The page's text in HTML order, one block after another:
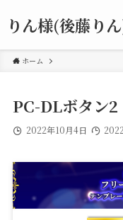
りん様(後藤り
ホーム
PC-DLボタン2
2022年10月4日